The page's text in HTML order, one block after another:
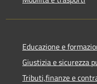
Educazione e
Giustizia e sicurezza
Tributi,finanze e